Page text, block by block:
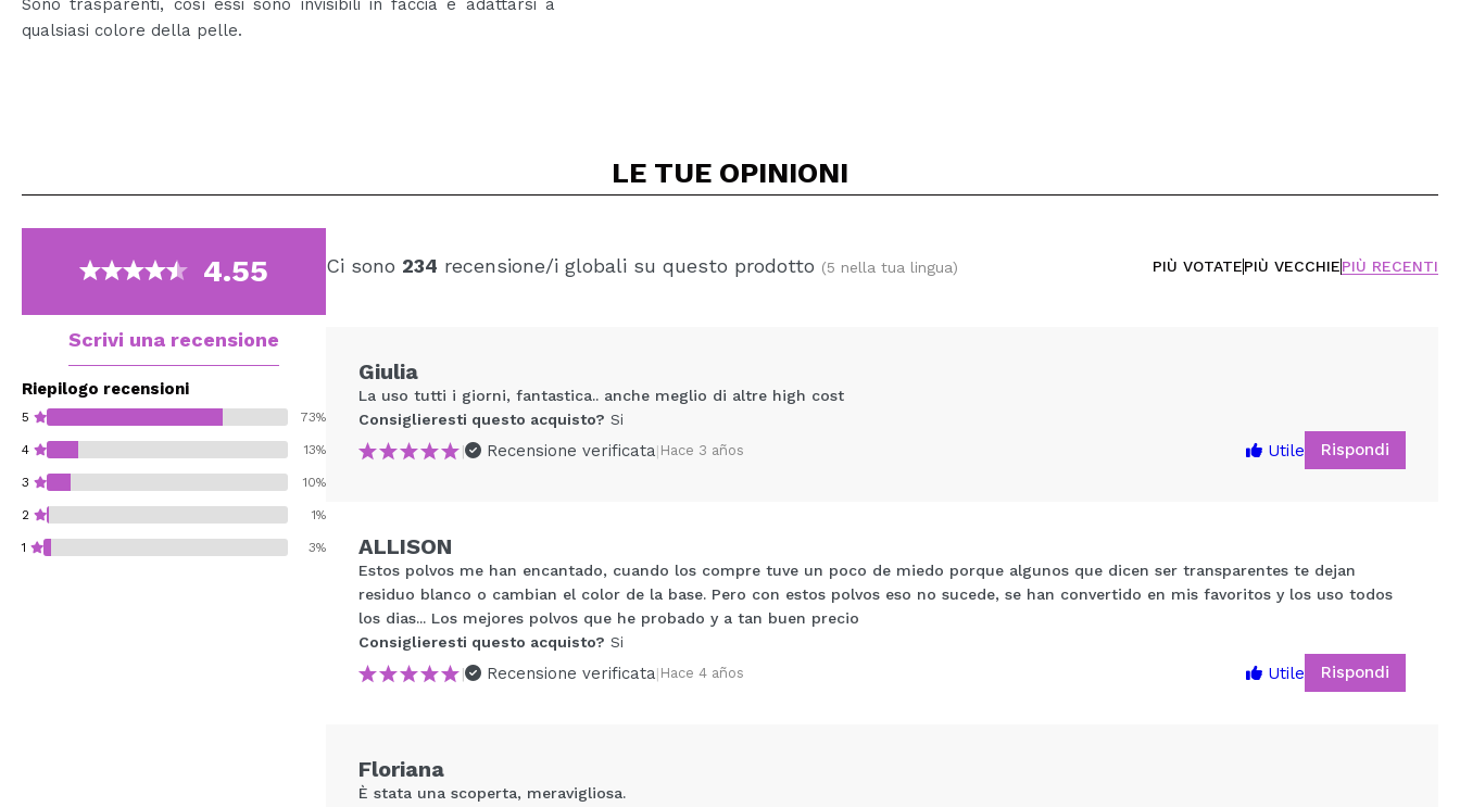
Sono trasparenti, così essi sono invisibili in faccia e adattarsi a
qualsiasi colore della pelle.
LE TUE OPINIONI
4.55
Scrivi una recensione
Riepilogo recensioni
5 73%
4 13%
3 10%
2 1%
1 3%
Ci sono 234 recensione/i globali su questo prodotto (5 nella tua lingua) PIÙ VOTATEPIÙ VECCHIEPIÙ RECENTI
Condividi un video o una foto
Consiglieresti questo acquisto? Si No
Giulia
La uso tutti i giorni, fantastica.. anche meglio di altre high cost
Consiglieresti questo acquisto? Si
|
Recensione verificata| Hace 3 años Utile Rispondi
ALLISON
Estos polvos me han encantado, cuando los compre tuve un poco de miedo porque algunos que dicen ser transparentes te dejan
residuo blanco o cambian el color de la base. Pero con estos polvos eso no sucede, se han convertido en mis favoritos y los uso todos
los dias... Los mejores polvos que he probado y a tan buen precio
Consiglieresti questo acquisto? Si
|
Recensione verificata| Hace 4 años Utile Rispondi
Floriana
È stata una scoperta, meravigliosa.